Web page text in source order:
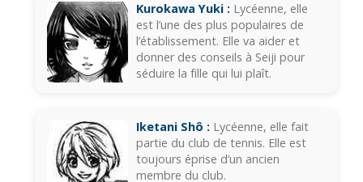
Kurokawa Yuki : Lycéenne, elle
est l’une des plus populaires de
l’établissement. Elle va aider et
donner des conseils à Seiji pour
séduire la fille qui lui plaît.
Iketani Shô : Lycéenne, elle fait
partie du club de tennis. Elle est
toujours éprise d’un ancien
membre du club.